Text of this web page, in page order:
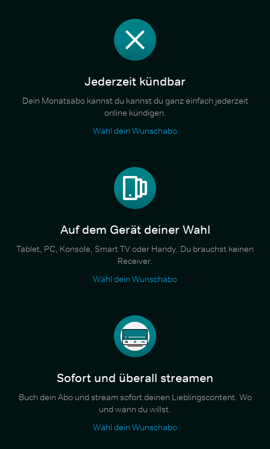
Jederzeit kündbar
Dein Monatsabo kannst du kannst du ganz einfach jederzeit
online kündigen.
Wähl dein Wunschabo
Auf dem Gerät deiner Wahl
Tablet, PC, Konsole, Smart TV oder Handy. Du brauchst keinen
Receiver.
Wähl dein Wunschabo
Sofort und überall streamen
Buch dein Abo und stream sofort deinen Lieblingscontent. Wo
und wann du willst.
Wähl dein Wunschabo